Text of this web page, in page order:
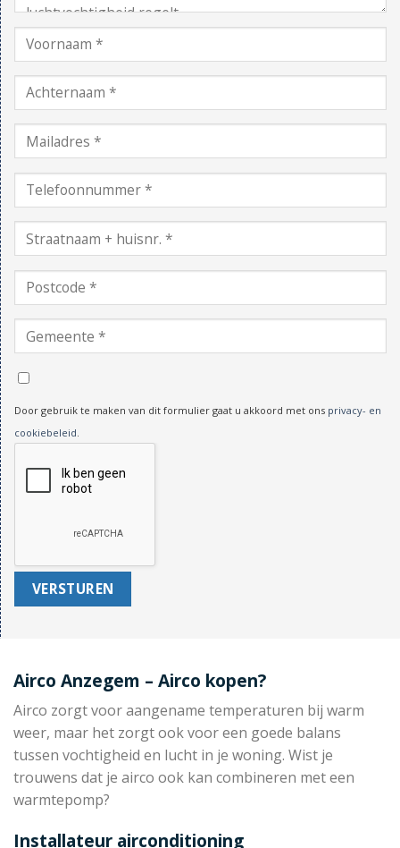
Door gebruik te maken van dit formulier gaat u akkoord met ons privacy- en
cookiebeleid
Airco Anzegem – Airco kopen?
Airco zorgt voor aangename temperaturen bij warm
weer, maar het zorgt ook voor een goede balans
tussen vochtigheid en lucht in je woning. Wist je
trouwens dat je airco ook kan combineren met een
warmtepomp?
Installateur airconditioning